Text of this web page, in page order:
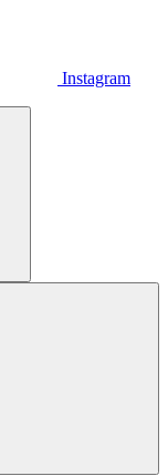
Instagram